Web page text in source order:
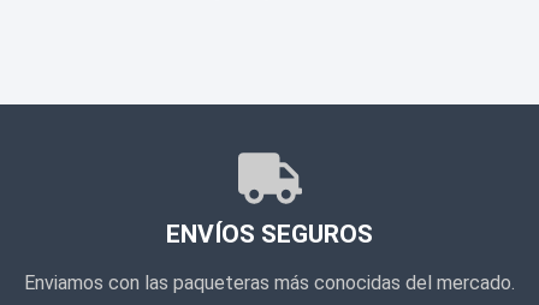
ENVÍOS SEGUROS
Enviamos con las paqueteras más conocidas del mercado.